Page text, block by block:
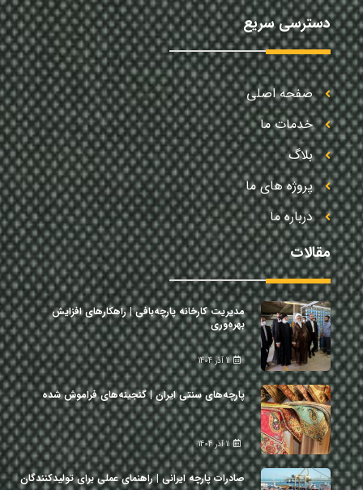
دسترسی سریع
صفحه اصلی
خدمات ما
بلاگ
پروژه های ما
درباره ما
مقالات
مدیریت کارخانه پارچه‌بافی | راهکارهای افزایش
بهره‌وری
11 آذر 1404
پارچه‌های سنتی ایران | گنجینه‌های فراموش شده
11 آذر 1404
صادرات پارچه ایرانی | راهنمای عملی برای تولیدکنندگان